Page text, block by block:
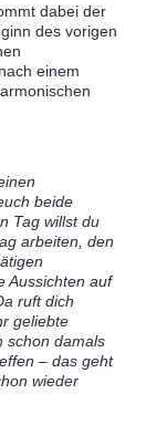
dabei der
des vorigen
einem
beide
Tag willst du
arbeiten, den
Aussichten auf
ruft dich
geliebte
schon damals
‒ das geht
wieder